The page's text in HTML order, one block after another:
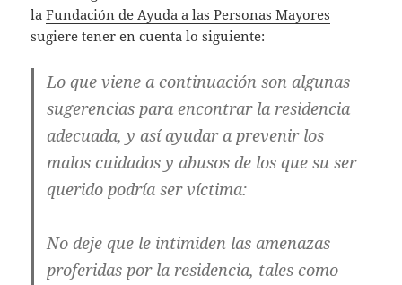
laFundación de Ayuda a las Personas Mayores
sugiere tener en cuenta lo siguiente:
Lo que viene a continuación son algunas
sugerencias para encontrar la residencia
adecuada, y así ayudar a prevenir los
malos cuidados y abusos de los que su ser
querido podría ser víctima:
No deje que le intimiden las amenazas
proferidas por la residencia, tales como